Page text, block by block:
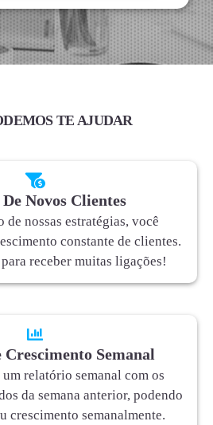
TE AJUDAR
Novos Clientes
de nossas estratégias, você
constante de clientes.
receber muitas ligações!
Semanal
relatório semanal com os
da semana anterior, podendo
crescimento semanalmente.